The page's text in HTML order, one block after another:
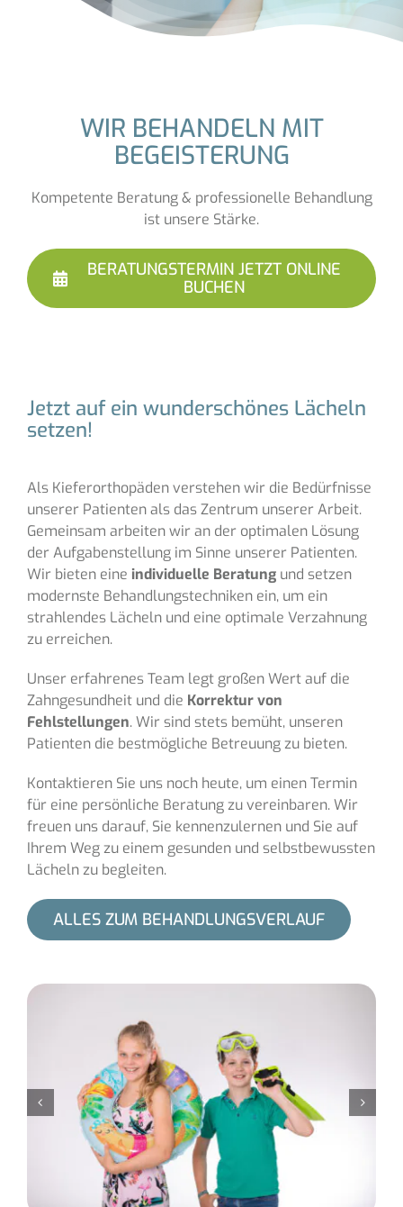
WIR BEHANDELN MIT
BEGEISTERUNG
Kompetente Beratung & professionelle Behandlung
ist unsere Stärke.
BERATUNGSTERMIN JETZT ONLINE
BUCHEN
Jetzt auf ein wunderschönes Lächeln
setzen!
Als Kieferorthopäden verstehen wir die Bedürfnisse
unserer Patienten als das Zentrum unserer Arbeit.
Gemeinsam arbeiten wir an der optimalen Lösung
der Aufgabenstellung im Sinne unserer Patienten.
Wir bieten eine individuelle Beratungund setzen
modernste Behandlungstechniken ein, um ein
strahlendes Lächeln und eine optimale Verzahnung
zu erreichen.
Unser erfahrenes Team legt großen Wert auf die
Zahngesundheit und die Korrektur von
Fehlstellungen. Wir sind stets bemüht, unseren
Patienten die bestmögliche Betreuung zu bieten.
Kontaktieren Sie uns noch heute, um einen Termin
für eine persönliche Beratung zu vereinbaren. Wir
freuen uns darauf, Sie kennenzulernen und Sie auf
Ihrem Weg zu einem gesunden und selbstbewussten
Lächeln zu begleiten.
ALLES ZUM BEHANDLUNGSVERLAUF